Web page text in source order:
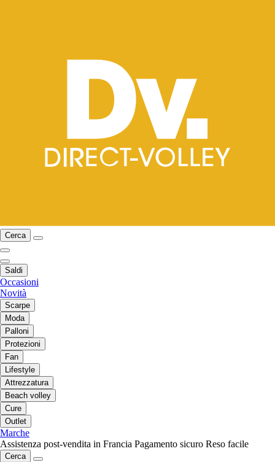
Cerca
Saldi
Occasioni
Novità
Scarpe
Moda
Palloni
Protezioni
Fan
Lifestyle
Attrezzatura
Beach volley
Cure
Outlet
Marche
Assistenza post-vendita in Francia Pagamento sicuro Reso facile
Cerca